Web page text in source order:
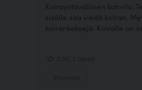
Koiraystävällinen kahvila.
sisälle saa viedä koiran.
koirankeksejä. Koiralle on